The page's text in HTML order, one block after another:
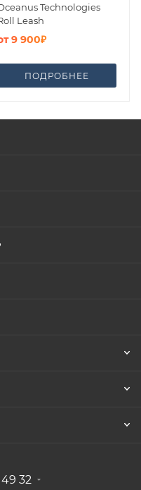
Technologies
Leash
9 900₽
ПОДРОБНЕЕ
32